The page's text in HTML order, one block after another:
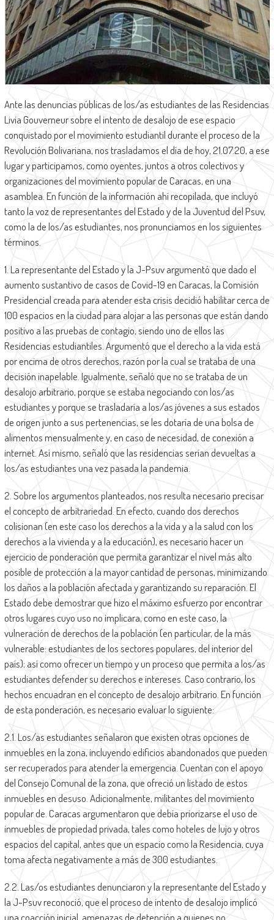
Ante las denuncias públicas de los/as estudiantes de las Residencias
Livia Gouverneur sobre el intento de desalojo de ese espacio
conquistado por el movimiento estudiantil durante el proceso de la
Revolución Bolivariana, nos trasladamos el día de hoy, 21.07.20, a ese
lugar y participamos, como oyentes, juntos a otros colectivos y
organizaciones del movimiento popular de Caracas, en una
asamblea. En función de la información ahí recopilada, que incluyó
tanto la voz de representantes del Estado y de la Juventud del Psuv,
como la de los/as estudiantes, nos pronunciamos en los siguientes
términos.
1. La representante del Estado y la J-Psuv argumentó que dado el
aumento sustantivo de casos de Covid-19 en Caracas, la Comisión
Presidencial creada para atender esta crisis decidió habilitar cerca de
100 espacios en la ciudad para alojar a las personas que están dando
positivo a las pruebas de contagio, siendo uno de ellos las
Residencias estudiantiles. Argumentó que el derecho a la vida está
por encima de otros derechos, razón por la cual se trataba de una
decisión inapelable. Igualmente, señaló que no se trataba de un
desalojo arbitrario, porque se estaba negociando con los/as
estudiantes y porque se trasladaría a los/as jóvenes a sus estados
de origen junto a sus pertenencias, se les dotaría de una bolsa de
alimentos mensualmente y, en caso de necesidad, de conexión a
internet. Así mismo, señaló que las residencias serían devueltas a
los/as estudiantes una vez pasada la pandemia.
2. Sobre los argumentos planteados, nos resulta necesario precisar
el concepto de arbitrariedad. En efecto, cuando dos derechos
colisionan (en este caso los derechos a la vida y a la salud con los
derechos a la vivienda y a la educación), es necesario hacer un
ejercicio de ponderación que permita garantizar el nivel más alto
posible de protección a la mayor cantidad de personas, minimizando
los daños a la población afectada y garantizando su reparación. El
Estado debe demostrar que hizo el máximo esfuerzo por encontrar
otros lugares cuyo uso no implicara, como en este caso, la
vulneración de derechos de la población (en particular, de la más
vulnerable: estudiantes de los sectores populares, del interior del
país); así como ofrecer un tiempo y un proceso que permita a los/as
estudiantes defender su derechos e intereses. Caso contrario, los
hechos encuadran en el concepto de desalojo arbitrario. En función
de esta ponderación, es necesario evaluar lo siguiente:
2.1. Los/as estudiantes señalaron que existen otras opciones de
inmuebles en la zona, incluyendo edificios abandonados que pueden
ser recuperados para atender la emergencia. Cuentan con el apoyo
del Consejo Comunal de la zona, que ofreció un listado de estos
inmuebles en desuso. Adicionalmente, militantes del movimiento
popular de. Caracas argumentaron que debía priorizarse el uso de
inmuebles de propiedad privada, tales como hoteles de lujo y otros
espacios del capital, antes que un espacio como la Residencia, cuya
toma afecta negativamente a más de 300 estudiantes.
2.2. Las/os estudiantes denunciaron y la representante del Estado y
la J-Psuv reconoció, que el proceso de intento de desalojo implicó
una coacción inicial, amenazas de detención a quienes no